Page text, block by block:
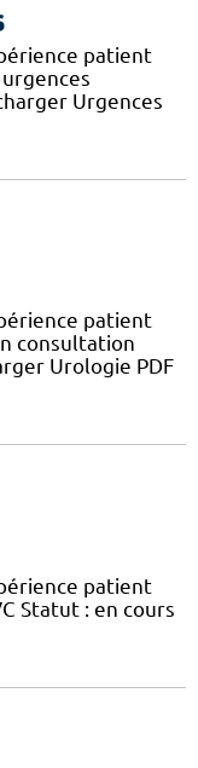
patient
Urgences
patient
consultation
Urologie PDF
patient
Statut : en cours